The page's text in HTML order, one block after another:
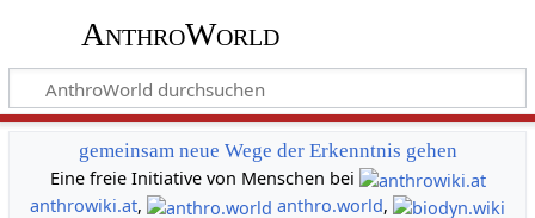
AnthroWorld
gemeinsam neue Wege der Erkenntnis gehen
Eine freie Initiative von Menschen bei
anthrowiki.at, anthro.world,